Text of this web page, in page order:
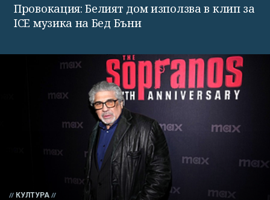
Провокация: Белият дом използва в клип за
ICE музика на Бед Бъни
КУЛТУРА